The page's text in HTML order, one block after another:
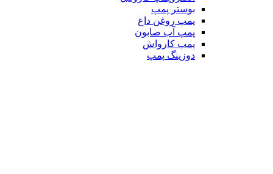
بوستر پمپ
پمپ روغن داغ
پمپ آب صابون
پمپ کارواش
دوزینگ پمپ